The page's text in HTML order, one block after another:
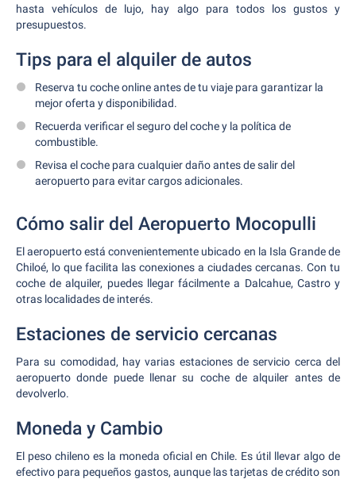
hasta vehículos de lujo, hay algo para todos los gustos y
presupuestos.
Tips para el alquiler de autos
Reserva tu coche online antes de tu viaje para garantizar la
mejor oferta y disponibilidad.
Recuerda verificar el seguro del coche y la política de
combustible.
Revisa el coche para cualquier daño antes de salir del
aeropuerto para evitar cargos adicionales.
Cómo salir del Aeropuerto Mocopulli
El aeropuerto está convenientemente ubicado en la Isla Grande de
Chiloé, lo que facilita las conexiones a ciudades cercanas. Con tu
coche de alquiler, puedes llegar fácilmente a Dalcahue, Castro y
otras localidades de interés.
Estaciones de servicio cercanas
Para su comodidad, hay varias estaciones de servicio cerca del
aeropuerto donde puede llenar su coche de alquiler antes de
devolverlo.
Moneda y Cambio
El peso chileno es la moneda oficial en Chile. Es útil llevar algo de
efectivo para pequeños gastos, aunque las tarjetas de crédito son